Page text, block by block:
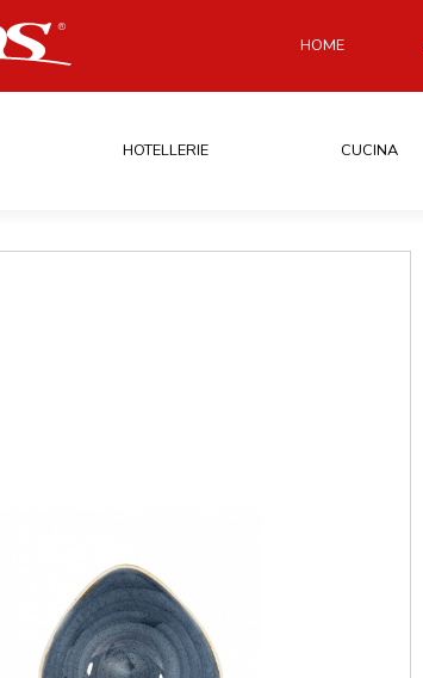
HOME
HOTELLERIE CUCINA